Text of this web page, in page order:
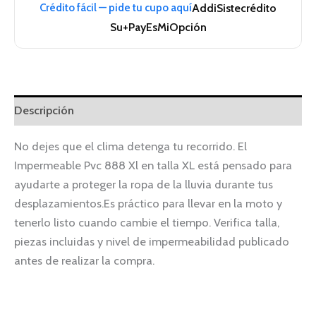
Crédito fácil — pide tu cupo aquíAddiSistecrédito
Su+PayEsMiOpción
Descripción
No dejes que el clima detenga tu recorrido. El
Impermeable Pvc 888 Xl en talla XL está pensado para
ayudarte a proteger la ropa de la lluvia durante tus
desplazamientos.Es práctico para llevar en la moto y
tenerlo listo cuando cambie el tiempo. Verifica talla,
piezas incluidas y nivel de impermeabilidad publicado
antes de realizar la compra.